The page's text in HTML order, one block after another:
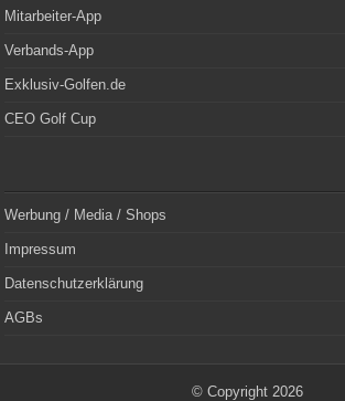
Mitarbeiter-App
Verbands-App
Exklusiv-Golfen.de
CEO Golf Cup
Werbung / Media / Shops
Impressum
Datenschutzerklärung
AGBs
© Copyright 2026